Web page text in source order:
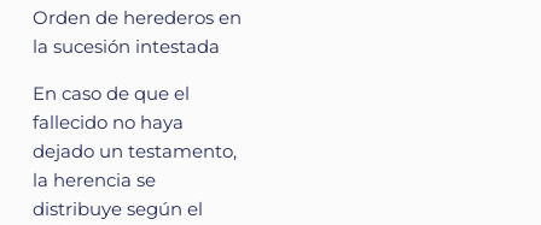
Orden de herederos en
la sucesión intestada
En caso de que el
fallecido no haya
dejado un testamento,
la herencia se
distribuye según el